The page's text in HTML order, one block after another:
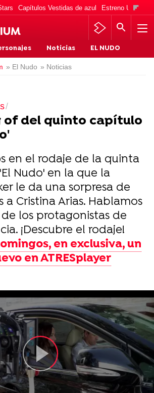
Capítulos Vestidas de azul Estreno Una
Noticias EL NUDO
» El Nudo » Noticias
of del quinto capítulo
en el rodaje de la quinta
Nudo' en la que la
le da una sorpresa de
a Cristina Arias. Hablamos
los protagonistas de
¡Descubre el rodaje!
en exclusiva, un
en ATRESplayer